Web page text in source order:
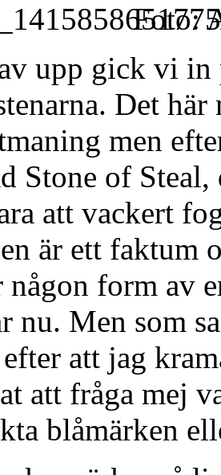
Foto:
upp gick vi in
Det
men
Stone of
att vackert
är ett faktum
form av
nu. Men som
att jag
att fråga mej
blåmärken